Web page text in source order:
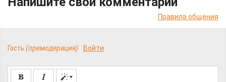
Правила общения
Гость (премодерация) Войти